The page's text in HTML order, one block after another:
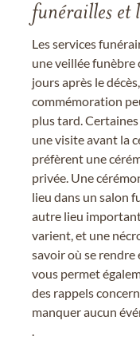
funérailles et
Les services
une veillée
jours après le
commémoration
plus tard.
une visite avant la
préfèrent une
privée. Une
lieu dans un salon
autre lieu
varient, et une
savoir où se rendre
vous permet
des rappels
manquer aucun